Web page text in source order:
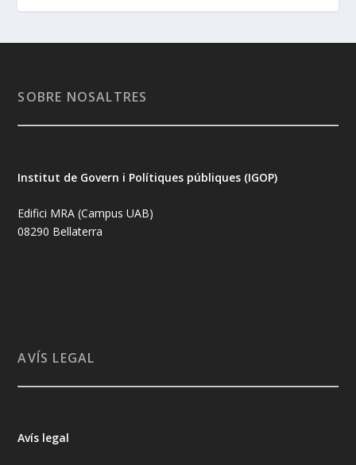
SOBRE NOSALTRES
Institut de Govern i Polítiques públiques (IGOP)
Edifici MRA (Campus UAB)
08290 Bellaterra
AVÍS LEGAL
Avís legal